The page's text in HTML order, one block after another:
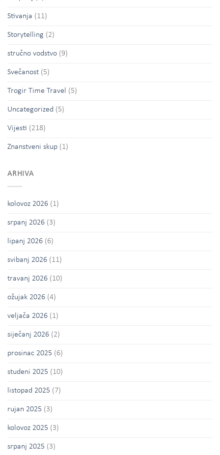
Stivanja (11)
Storytelling (2)
stručno vodstvo (9)
Svečanost (5)
Trogir Time Travel (5)
Uncategorized (5)
Vijesti (218)
Znanstveni skup (1)
ARHIVA
kolovoz 2026 (1)
srpanj 2026 (3)
lipanj 2026 (6)
svibanj 2026 (11)
travanj 2026 (10)
ožujak 2026 (4)
veljača 2026 (1)
siječanj 2026 (2)
prosinac 2025 (6)
studeni 2025 (10)
listopad 2025 (7)
rujan 2025 (3)
kolovoz 2025 (3)
srpanj 2025 (3)